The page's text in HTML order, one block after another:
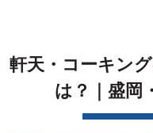
軒天・コーキン
は？｜盛岡